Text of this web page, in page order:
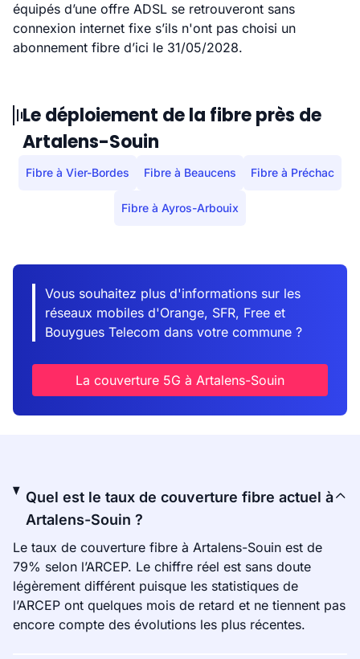
équipés d’une offre ADSL se retrouveront sans
connexion internet fixe s’ils n'ont pas choisi un
abonnement fibre d’ici le 31/05/2028.
Le déploiement de la fibre près de
Artalens-Souin
Fibre à Vier-Bordes Fibre à Beaucens Fibre à Préchac
Fibre à Ayros-Arbouix
Vous souhaitez plus d'informations sur les
réseaux mobiles d'Orange, SFR, Free et
Bouygues Telecom dans votre commune ?
La couverture 5G à Artalens-Souin
Quel est le taux de couverture fibre actuel à
Artalens-Souin ?
Le taux de couverture fibre à Artalens-Souin est de
79% selon l’ARCEP. Le chiffre réel est sans doute
légèrement différent puisque les statistiques de
l’ARCEP ont quelques mois de retard et ne tiennent pas
encore compte des évolutions les plus récentes.